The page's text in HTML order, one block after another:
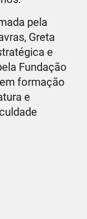
pela
Greta
e
Fundação
formação
e